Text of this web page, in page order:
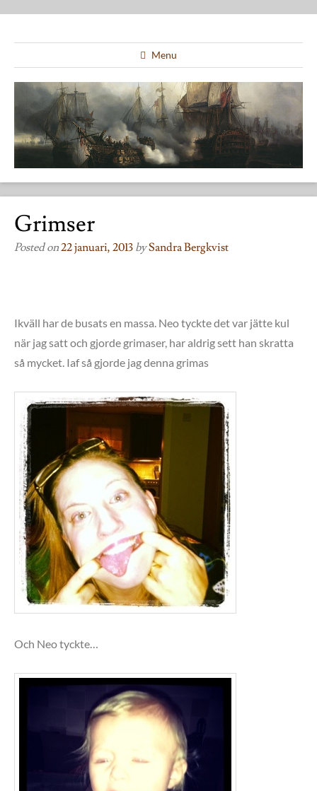
Menu
Grimser
Posted on22 januari, 2013 bySandra Bergkvist
Ikväll har de busats en massa. Neo tyckte det var jätte kul
när jag satt och gjorde grimaser, har aldrig sett han skratta
så mycket. Iaf så gjorde jag denna grimas
Och Neo tyckte…